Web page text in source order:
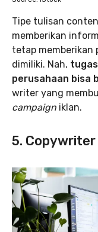
Tipe tulisan
memberikan
tetap memberikan
dimiliki. Nah,
perusahaan bisa
writer yang
campaign iklan.
5. Copywriter